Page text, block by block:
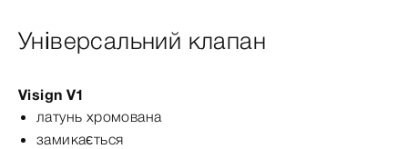
Універсальний клапан
Visign V1
латунь хромована
замикається